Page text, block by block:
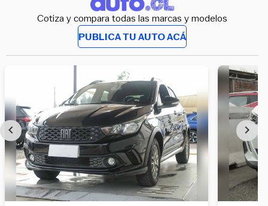
Cotiza y compara todas las marcas y modelos
PUBLICA TU AUTO ACÁ